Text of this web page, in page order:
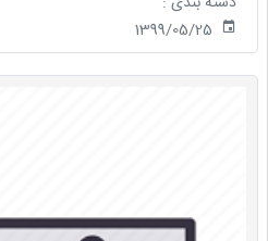
1399/05/25